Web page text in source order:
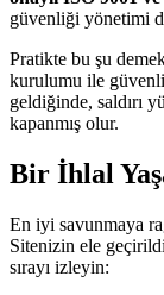
güvenliği yönetimi
Pratikte bu şu
kurulumu ile
geldiğinde, saldırı
kapanmış olur.
Bir İhlal
En iyi savunmaya
Sitenizin ele
sırayı izleyin: